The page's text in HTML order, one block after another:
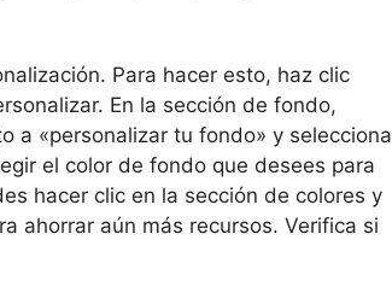
Para hacer esto, haz clic
En la sección de fondo,
a «personalizar tu fondo» y selecciona
el color de fondo que desees para
hacer clic en la sección de colores y
ahorrar aún más recursos. Verifica si